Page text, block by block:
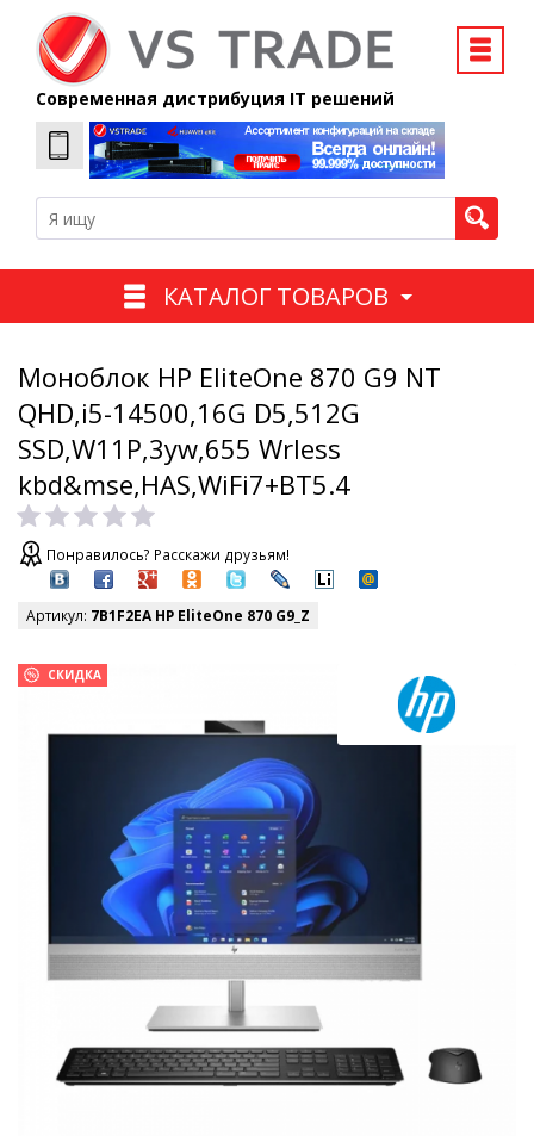
Современная дистрибуция IT решений
КАТАЛОГ ТОВАРОВ
Моноблок HP EliteOne 870 G9 NT
QHD,i5-14500,16G D5,512G
SSD,W11P,3yw,655 Wrless
kbd&mse,HAS,WiFi7+BT5.4
Понравилось? Расскажи друзьям!
Артикул: 7B1F2EA HP EliteOne 870 G9_Z
СКИДКА